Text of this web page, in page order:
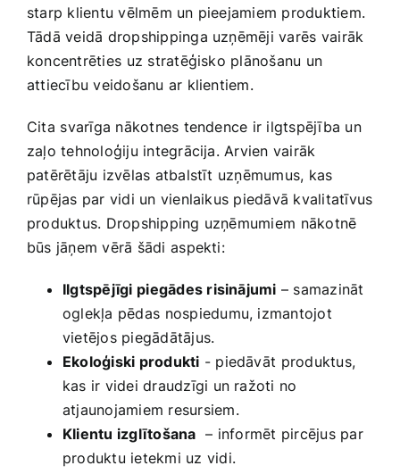
starp klientu vēlmēm un ​pieejamiem produktiem.
Tādā‌ veidā dropshippinga uzņēmēji varēs ⁣vairāk
koncentrēties ⁣uz stratēģisko‌ plānošanu un
attiecību veidošanu ‌ar ‍klientiem.
Cita⁤ svarīga ​nākotnes tendence ir ilgtspējība un
zaļo tehnoloģiju‍ integrācija. Arvien vairāk⁣
patērētāju izvēlas‌ atbalstīt uzņēmumus, kas‌
rūpējas par vidi un vienlaikus piedāvā kvalitatīvus‌
produktus. Dropshipping uzņēmumiem⁣ nākotnē
‍būs jāņem vērā šādi⁣ aspekti:
Ilgtspējīgi⁢ piegādes risinājumi – ‍samazināt
oglekļa pēdas⁢ nospiedumu, izmantojot
vietējos piegādātājus.
Ekoloģiski produkti -‌ piedāvāt ⁤produktus,
kas ir ​videi ‌draudzīgi un ražoti no
‌atjaunojamiem resursiem.
Klientu izglītošana ⁣ – informēt pircējus par
produktu​ ietekmi uz vidi.